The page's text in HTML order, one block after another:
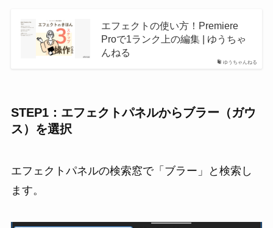
ゆうちゃんねる
エフェクトの使い方！Premiere
Proで1ランク上の編集 | ゆうちゃ
んねる
STEP1：エフェクトパネルからブラー（ガウ
ス）を選択
エフェクトパネルの検索窓で「ブラー」と検索し
ます。